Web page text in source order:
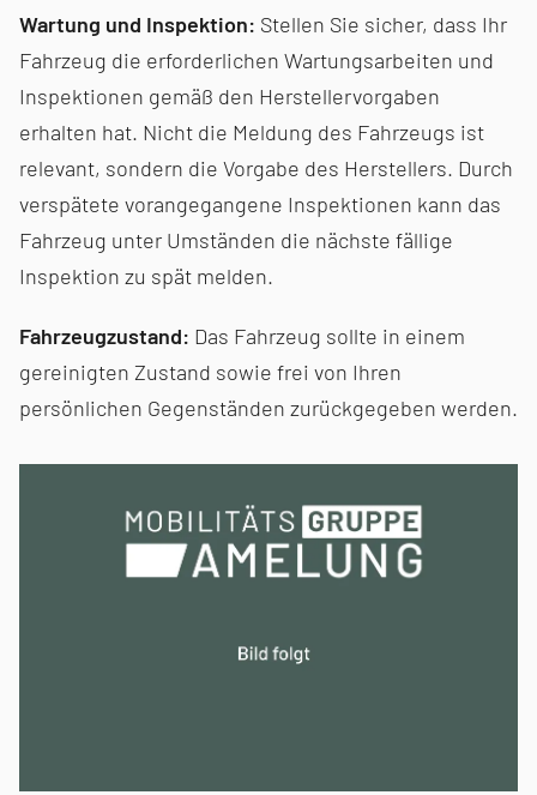
Wartung und Inspektion: Stellen Sie sicher, dass Ihr
Fahrzeug die erforderlichen War­tungs­arbeiten und
Inspektionen gemäß den Herstellervorgaben
erhalten hat. Nicht die Meldung des Fahrzeugs ist
relevant, sondern die Vorgabe des Herstellers. Durch
verspätete vorangegangene Inspektionen kann das
Fahrzeug unter Umständen die nächste fällige
Inspektion zu spät melden.
Fahrzeugzustand: Das Fahrzeug sollte in einem
gereinigten Zustand sowie frei von Ihren
persönlichen Gegenständen zurückgegeben werden.